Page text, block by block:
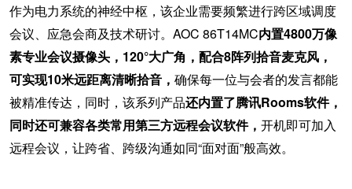
作为电力系统的神经中枢，该企业需要频繁进行跨区域调度
会议、应急会商及技术研讨。 AOC 86T14MC内置4800万像
素专业会议摄像头，120°大广角，配合8阵列拾音麦克风，
可实现10米远距离清晰拾音， 确保每一位与会者的发言都能
被精准传达，同时，该系列产品还内置了腾讯Rooms软件，
同时还可兼容各类常用第三方远程会议软件， 开机即可加入
远程会议，让跨省、跨级沟通如同“面对面”般高效。